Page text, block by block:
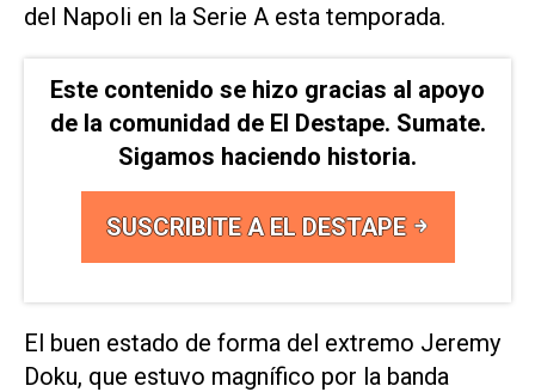
del Napoli en la Serie A esta temporada.
Este contenido se hizo gracias al apoyo
de la comunidad de El Destape. Sumate.
Sigamos haciendo historia.
SUSCRIBITE A EL DESTAPE
El buen ​estado de ‌forma del extremo Jeremy
Doku, que estuvo magnífico por la banda